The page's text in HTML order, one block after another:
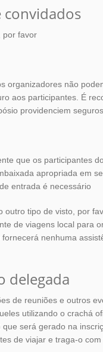
convidados
por favor
organizadores não
aos participantes. É
providenciem
que os participantes
apropriada em
entrada é necessário
outro tipo de visto, por
de viagens local para
nenhuma
delegada
de reuniões e outros
utilizando o crachá
será gerado na
de viajar e traga-o